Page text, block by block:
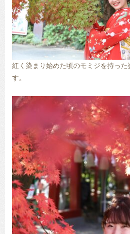
紅く染まり始めた頃のモミジを持った
す。